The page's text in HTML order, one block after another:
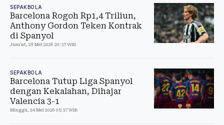
SEPAKBOLA
Barcelona Rogoh Rp1,4 Triliun,
Anthony Gordon Teken Kontrak
di Spanyol
Jum'at, 29 Mei 2026 20:37 WIB
SEPAKBOLA
Barcelona Tutup Liga Spanyol
dengan Kekalahan, Dihajar
Valencia 3-1
Minggu, 24 Mei 2026 05:37 WIB